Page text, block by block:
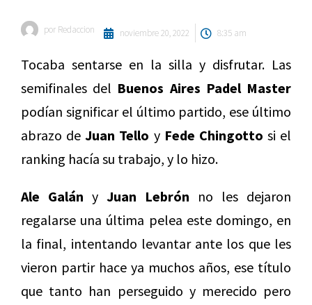
por Redaccion noviembre 20, 2022 8:35 am
Tocaba sentarse en la silla y disfrutar. Las
semifinales del Buenos Aires Padel Master
podían significar el último partido, ese último
abrazo deJuan Tello y Fede Chingotto si el
ranking hacía su trabajo, y lo hizo.
Ale Galán y Juan Lebrón no les dejaron
regalarse una última pelea este domingo, en
la final, intentando levantar ante los que les
vieron partir hace ya muchos años, ese título
que tanto han perseguido y merecido pero